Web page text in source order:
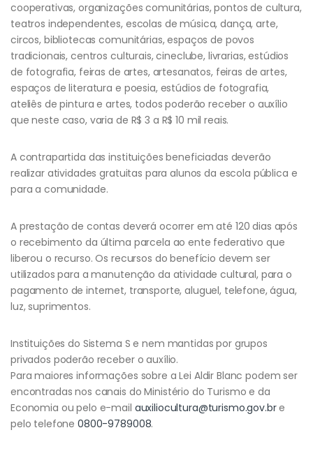
cooperativas, organizações comunitárias, pontos de cultura,
teatros independentes, escolas de música, dança, arte,
circos, bibliotecas comunitárias, espaços de povos
tradicionais, centros culturais, cineclube, livrarias, estúdios
de fotografia, feiras de artes, artesanatos, feiras de artes,
espaços de literatura e poesia, estúdios de fotografia,
ateliês de pintura e artes, todos poderão receber o auxílio
que neste caso, varia de R$ 3 a R$ 10 mil reais.
A contrapartida das instituições beneficiadas deverão
realizar atividades gratuitas para alunos da escola pública e
para a comunidade.
A prestação de contas deverá ocorrer em até 120 dias após
o recebimento da última parcela ao ente federativo que
liberou o recurso. Os recursos do benefício devem ser
utilizados para a manutenção da atividade cultural, para o
pagamento de internet, transporte, aluguel, telefone, água,
luz, suprimentos.
Instituições do Sistema S e nem mantidas por grupos
privados poderão receber o auxílio.
Para maiores informações sobre a Lei Aldir Blanc podem ser
encontradas nos canais do Ministério do Turismo e da
Economia ou pelo e-mail auxiliocultura@turismo.gov.bre
pelo telefone0800-9789008.